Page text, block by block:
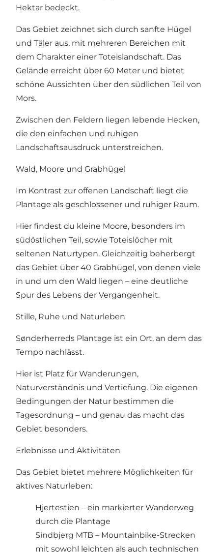
Hektar bedeckt.
Das Gebiet zeichnet sich durch sanfte Hügel
und Täler aus, mit mehreren Bereichen mit
dem Charakter einer Toteislandschaft. Das
Gelände erreicht über 60 Meter und bietet
schöne Aussichten über den südlichen Teil von
Mors.
Zwischen den Feldern liegen lebende Hecken,
die den einfachen und ruhigen
Landschaftsausdruck unterstreichen.
Wald, Moore und Grabhügel
Im Kontrast zur offenen Landschaft liegt die
Plantage als geschlossener und ruhiger Raum.
Hier findest du kleine Moore, besonders im
südöstlichen Teil, sowie Toteislöcher mit
seltenen Naturtypen. Gleichzeitig beherbergt
das Gebiet über 40 Grabhügel, von denen viele
in und um den Wald liegen – eine deutliche
Spur des Lebens der Vergangenheit.
Stille, Ruhe und Naturleben
Sønderherreds Plantage ist ein Ort, an dem das
Tempo nachlässt.
Hier ist Platz für Wanderungen,
Naturverständnis und Vertiefung. Die eigenen
Bedingungen der Natur bestimmen die
Tagesordnung – und genau das macht das
Gebiet besonders.
Erlebnisse und Aktivitäten
Das Gebiet bietet mehrere Möglichkeiten für
aktives Naturleben:
Hjertestien – ein markierter Wanderweg
durch die Plantage
Sindbjerg MTB – Mountainbike-Strecken
mit sowohl leichten als auch technischen